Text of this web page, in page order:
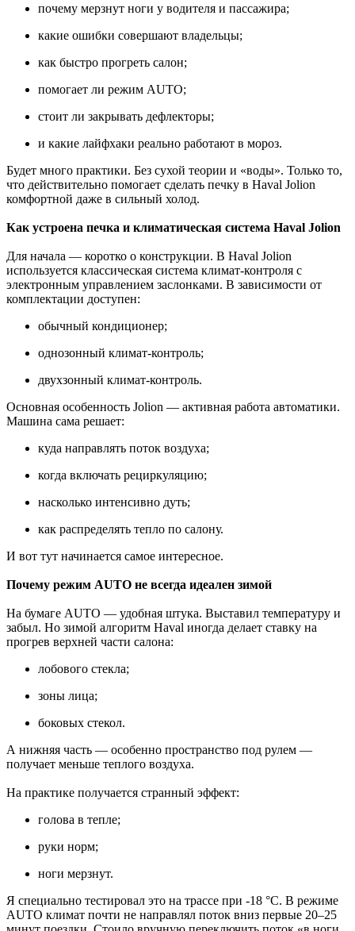
почему мерзнут ноги у водителя и пассажира;
какие ошибки совершают владельцы;
как быстро прогреть салон;
помогает ли режим AUTO;
стоит ли закрывать дефлекторы;
и какие лайфхаки реально работают в мороз.
Будет много практики. Без сухой теории и «воды». Только то,
что действительно помогает сделать печку в Haval Jolion
комфортной даже в сильный холод.
Как устроена печка и климатическая система Haval Jolion
Для начала — коротко о конструкции. В Haval Jolion
используется классическая система климат-контроля с
электронным управлением заслонками. В зависимости от
комплектации доступен:
обычный кондиционер;
однозонный климат-контроль;
двухзонный климат-контроль.
Основная особенность Jolion — активная работа автоматики.
Машина сама решает:
куда направлять поток воздуха;
когда включать рециркуляцию;
насколько интенсивно дуть;
как распределять тепло по салону.
И вот тут начинается самое интересное.
Почему режим AUTO не всегда идеален зимой
На бумаге AUTO — удобная штука. Выставил температуру и
забыл. Но зимой алгоритм Haval иногда делает ставку на
прогрев верхней части салона:
лобового стекла;
зоны лица;
боковых стекол.
А нижняя часть — особенно пространство под рулем —
получает меньше теплого воздуха.
На практике получается странный эффект:
голова в тепле;
руки норм;
ноги мерзнут.
Я специально тестировал это на трассе при -18 °C. В режиме
AUTO климат почти не направлял поток вниз первые 20–25